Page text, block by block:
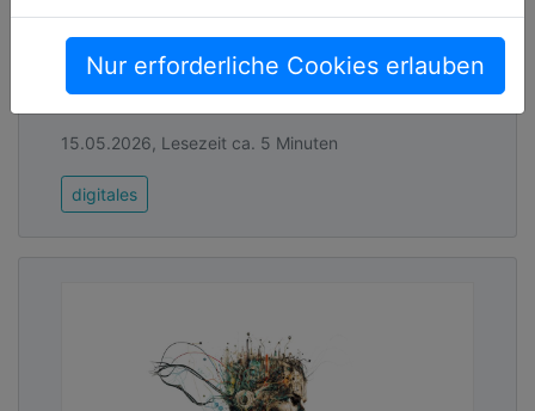
Nur erforderliche Cookies erlauben
Digitale Plattform des Deutschen Instituts für
Urbanistik (Difu) und der Bertelsmann
Stiftung unterstützt Städte, La[...]
15.05.2026, Lesezeit ca. 5 Minuten
digitales